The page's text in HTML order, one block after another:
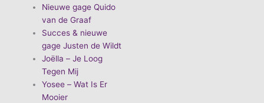
Nieuwe gage Quido
van de Graaf
Succes & nieuwe
gage Justen de Wildt
Joëlla – Je Loog
Tegen Mij
Yosee – Wat Is Er
Mooier